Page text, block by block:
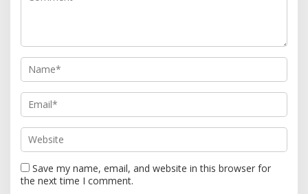
Save my name, email, and website in this browser for
the next time I comment.